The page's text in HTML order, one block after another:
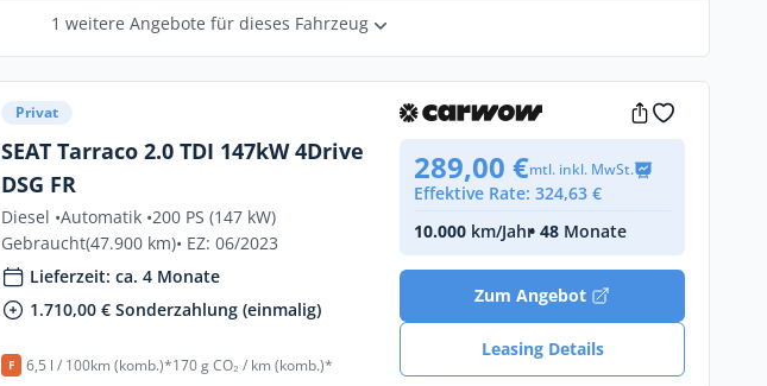
1 weitere Angebote für dieses Fahrzeug
Privat
SEAT Tarraco 2.0 TDI 147kW 4Drive
DSG FR
Diesel •Automatik •200 PS (147 kW)
Gebraucht(47.900 km)• EZ: 06/2023
Lieferzeit: ca. 4 Monate
1.710,00 € Sonderzahlung (einmalig)
F 6,5 l / 100km (komb.)*170 g CO₂ / km (komb.)*
289,00 €mtl. inkl. MwSt.
Effektive Rate: 324,63 €
10.000 km/Jahr• 48 Monate
Zum Angebot
Leasing Details